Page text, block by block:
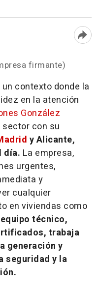
firmante)
un contexto donde la
en la atención
González
con su
y Alicante,
día. La empresa,
urgentes,
y
cualquier
en viviendas como
técnico,
trabaja
generación y
seguridad y la